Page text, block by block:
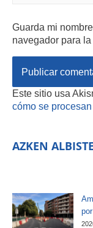
Guarda mi
navegador para
Este sitio usa
cómo se
AZKEN